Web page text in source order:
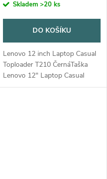
Skladem >20 ks
DO KOŠÍKU
Lenovo 12 inch Laptop Casual
Toploader T210 ČernáTaška
Lenovo 12" Laptop Casual
Toploader T210 je určena pro